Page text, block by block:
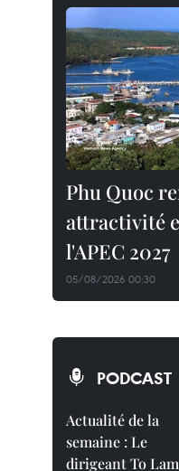
Phu Quoc
attractivité
l'APEC 2027
05/08/2026 00:30
PODCAST
Actualité de la
semaine : Le
dirigeant To Lam